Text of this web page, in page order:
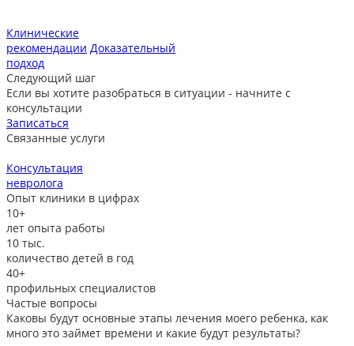
Клинические
рекомендации Доказательный
подход
Следующий шаг
Если вы хотите разобраться в ситуации - начните с
консультации
Записаться
Связанные услуги
Консультация
невролога
Опыт клиники в цифрах
10+
лет опыта работы
10 тыс.
количество детей в год
40+
профильных специалистов
Частые вопросы
Каковы будут основные этапы лечения моего ребенка, как
много это займет времени и какие будут результаты?